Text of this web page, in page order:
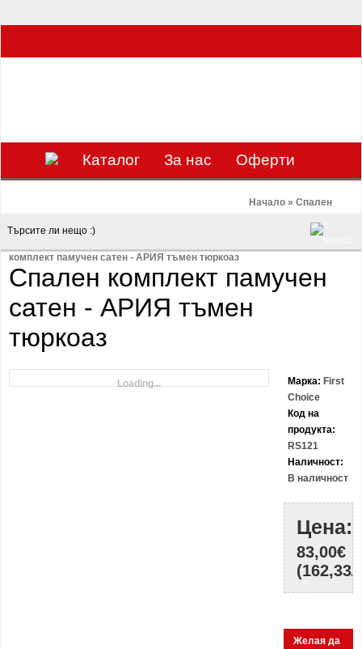
Каталог За нас Оферти
Начало » Спален
комплект памучен сатен - АРИЯ тъмен тюркоаз
Спален комплект памучен
сатен - АРИЯ тъмен
тюркоаз
Loading... Марка: First
Choice
Код на
продукта:
RS121
Наличност:
В наличност
Цена:
83,00€
Желая да